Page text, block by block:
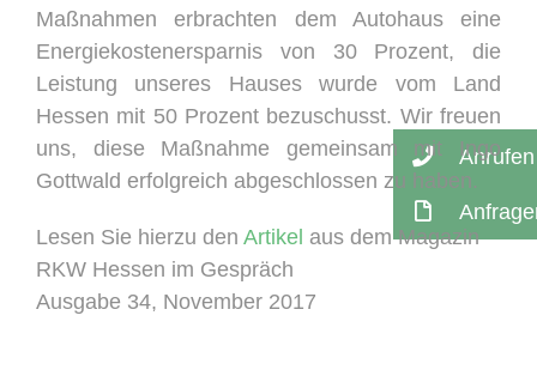
Maßnahmen erbrachten dem Autohaus eine
Energiekostenersparnis von 30 Prozent, die
Leistung unseres Hauses wurde vom Land
Hessen mit 50 Prozent bezuschusst. Wir freuen
uns, diese Maßnahme gemeinsam mit Ingo
Gottwald erfolgreich abgeschlossen zu haben.
Lesen Sie hierzu den Artikel aus dem Magazin
RKW Hessen im Gespräch
Ausgabe 34, November 2017
Anrufen